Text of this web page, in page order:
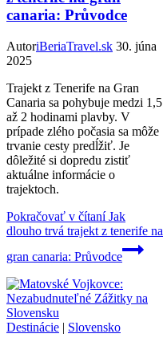
canaria: Průvodce
AutoriBeriaTravel.sk 30. júna
2025
Trajekt z Tenerife na Gran
Canaria sa pohybuje medzi 1,5
až 2 hodinami plavby. V
prípade zlého počasia sa môže
trvanie cesty predĺžiť. Je
dôležité si dopredu zistiť
aktuálne informácie o
trajektoch.
Pokračovať v čítaníJak
dlouho trvá trajekt z tenerife na
gran canaria: Průvodce
Destinácie | Slovensko